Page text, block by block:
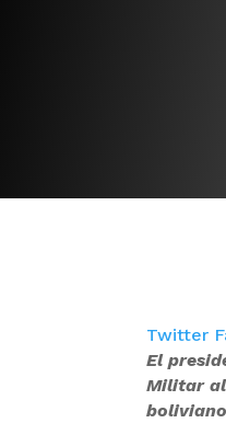
Twitter
El
Militar al